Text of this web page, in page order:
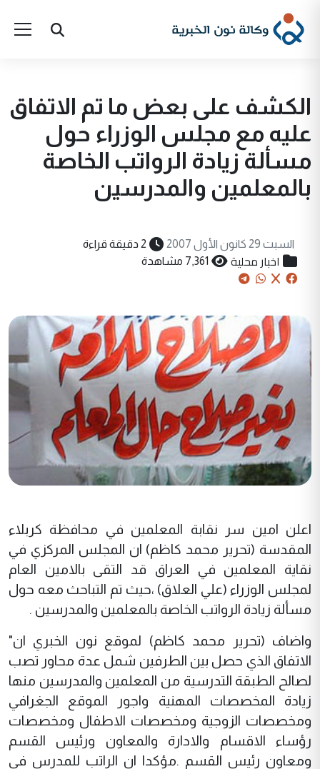
الكشف على بعض ما تم الاتفاق
عليه مع مجلس الوزراء حول
مسألة زيادة الرواتب الخاصة
بالمعلمين والمدرسين
السبت 29 كانون الأول 2007 2 دقيقة قراءة
اخبار محلية 7,361 مشاهدة
اعلن امين سر نقابة المعلمين في محافظة كربلاء
المقدسة (تحرير محمد كاظم) ان المجلس المركزي في
نقاية المعلمين في العراق قد التقى بالامين العام
لمجلس الوزراء (علي العلاق) ،حيث تم التباحث معه حول
مسألة زيادة الرواتب الخاصة بالمعلمين والمدرسين .
واضاف (تحرير محمد كاظم) لموقع نون الخبري ان"
الاتفاق الذي حصل بين الطرفين شمل عدة محاور تصب
لصالح الطبقة التدرسية من المعلمين والمدرسين منها
زيادة المخصصات المهنية واجور الموقع الجغرافي
ومخصصات الزوجية ومخصصات الاطفال ومخصصات
رؤساء الاقسام والادارة والمعاون ورئيس القسم
ومعاون رئيس القسم .مؤكدا ان الراتب للمدرس في